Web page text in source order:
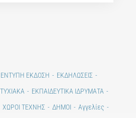
ΕΝΤΥΠΗ ΕΚΔΟΣΗ
ΕΚΔΗΛΩΣΕΙΣ
ΕΚΠΑΙΔΕΥΤΙΚΑ ΙΔΡΥΜΑΤΑ
ΧΩΡΟΙ ΤΕΧΝΗΣ ΔΗΜΟΙ
Αγγελίες